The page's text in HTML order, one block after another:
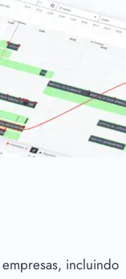
incluindo